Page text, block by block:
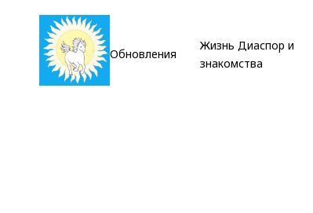
Обновления
Жизнь Диаспор и
знакомства